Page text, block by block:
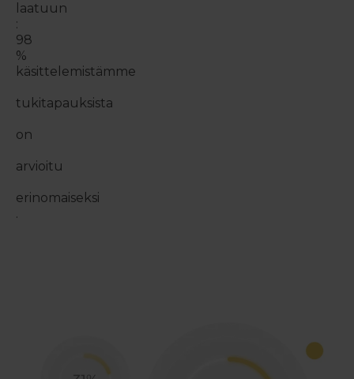
laatuun
:
98
%
käsittelemistämme
tukitapauksista
on
arvioitu
erinomaiseksi
.